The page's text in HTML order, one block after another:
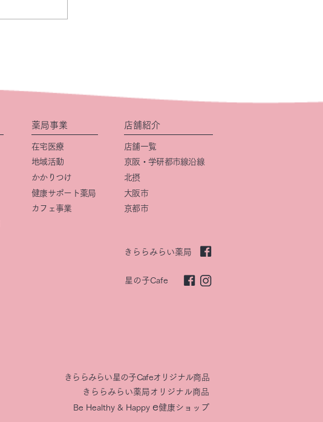
薬局事業
在宅医療
地域活動
かかりつけ
健康サポート薬局
カフェ事業
店舗紹介
店舗一覧
京阪・学研都市線沿線
北摂
大阪市
京都市
きららみらい薬局
星の子Cafe
きららみらい星の子Cafeオリジナル商品
きららみらい薬局オリジナル商品
Be Healthy & Happy​ e健康ショップ